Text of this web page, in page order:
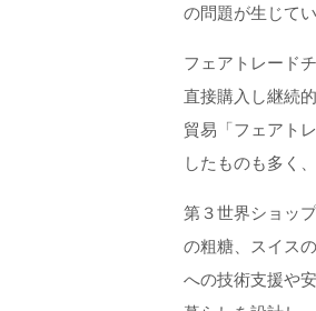
の問題が生じてい
フェアトレード
直接購入し継続
貿易「フェアト
したものも多く
第３世界ショッ
の粗糖、スイス
への技術支援や